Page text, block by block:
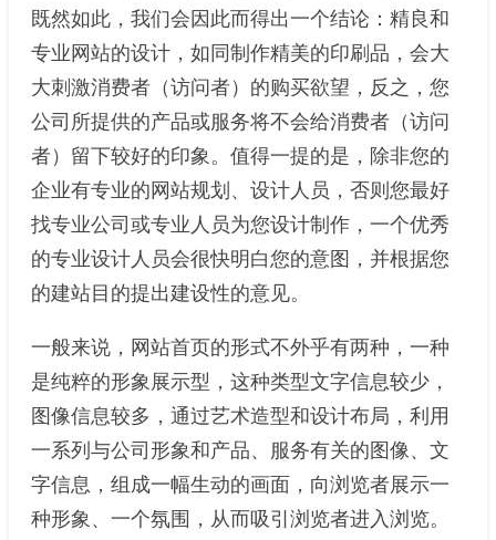
既然如此，我们会因此而得出一个结论：精良和
专业网站的设计，如同制作精美的印刷品，会大
大刺激消费者（访问者）的购买欲望，反之，您
公司所提供的产品或服务将不会给消费者（访问
者）留下较好的印象。值得一提的是，除非您的
企业有专业的网站规划、设计人员，否则您最好
找专业公司或专业人员为您设计制作，一个优秀
的专业设计人员会很快明白您的意图，并根据您
的建站目的提出建设性的意见。
一般来说，网站首页的形式不外乎有两种，一种
是纯粹的形象展示型，这种类型文字信息较少，
图像信息较多，通过艺术造型和设计布局，利用
一系列与公司形象和产品、服务有关的图像、文
字信息，组成一幅生动的画面，向浏览者展示一
种形象、一个氛围，从而吸引浏览者进入浏览。